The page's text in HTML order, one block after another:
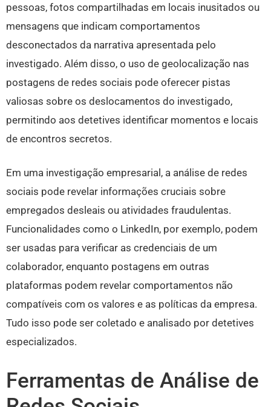
pessoas, fotos compartilhadas em locais inusitados ou
mensagens que indicam comportamentos
desconectados da narrativa apresentada pelo
investigado. Além disso, o uso de geolocalização nas
postagens de redes sociais pode oferecer pistas
valiosas sobre os deslocamentos do investigado,
permitindo aos detetives identificar momentos e locais
de encontros secretos.
Em uma investigação empresarial, a análise de redes
sociais pode revelar informações cruciais sobre
empregados desleais ou atividades fraudulentas.
Funcionalidades como o LinkedIn, por exemplo, podem
ser usadas para verificar as credenciais de um
colaborador, enquanto postagens em outras
plataformas podem revelar comportamentos não
compatíveis com os valores e as políticas da empresa.
Tudo isso pode ser coletado e analisado por detetives
especializados.
Ferramentas de Análise de